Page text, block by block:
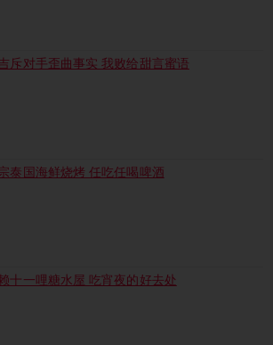
斥对手歪曲事实 我败给甜言蜜语
泰国海鲜烧烤 任吃任喝啤酒
十一哩糖水屋 吃宵夜的好去处